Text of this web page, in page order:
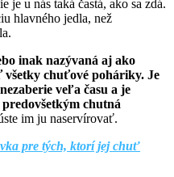
je u nás taká častá, ako sa zdá.
hlavného jedla, než
inak nazývaná aj ako
chuťové poháriky. Je
veľa času a je
predovšetkým chutná
im ju naservírovať.
pre tých, ktorí jej chuť